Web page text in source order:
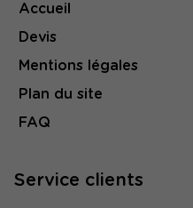
Accueil
Devis
Mentions légales
Plan du site
FAQ
Service clients